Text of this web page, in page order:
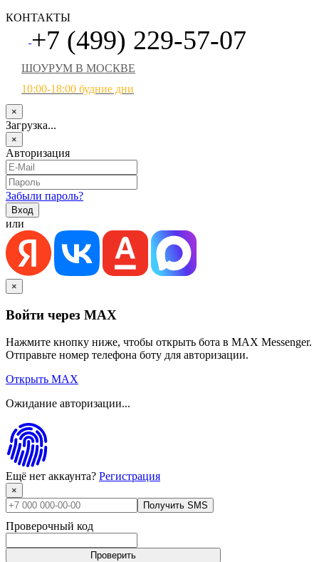
КОНТАКТЫ
+7 (499) 229-57-07
ШОУРУМ В МОСКВЕ
10:00-18:00 будние дни
×
Загрузка...
×
Авторизация
Забыли пароль?
или
×
Войти через MAX
Нажмите кнопку ниже, чтобы открыть бота в MAX Messenger.
Отправьте номер телефона боту для авторизации.
Открыть MAX
Ожидание авторизации...
Ещё нет аккаунта? Регистрация
×
Получить SMS
Проверочный код
Проверить